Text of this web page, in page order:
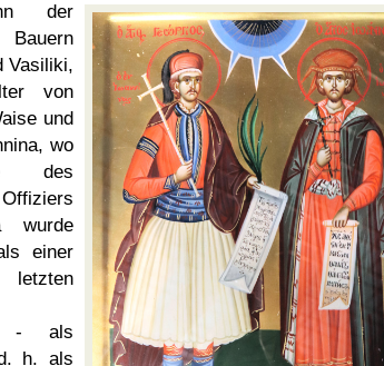
der
Vasiliki,
von
und
wo
des
wurde
einer
- als
h. als